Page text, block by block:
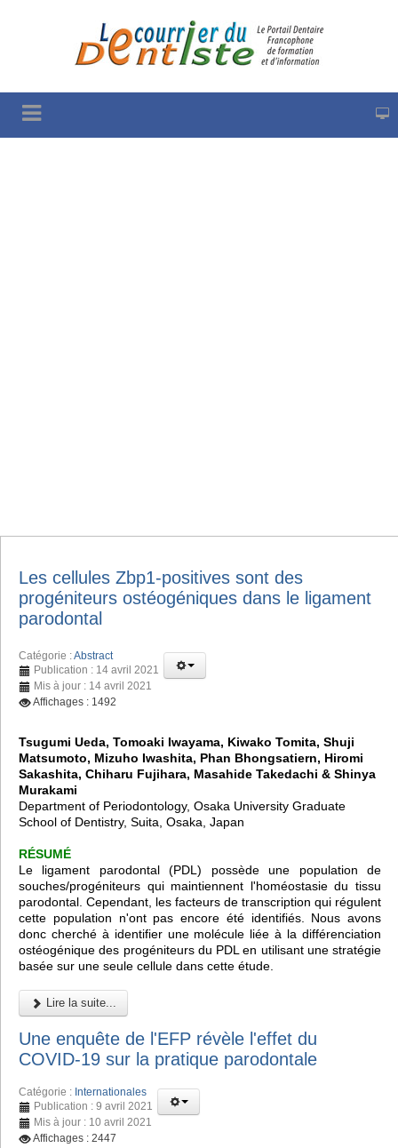
Les cellules Zbp1-positives sont des
progéniteurs ostéogéniques dans le ligament
parodontal
Catégorie :Abstract
Publication : 14 avril 2021
Mis à jour : 14 avril 2021
Affichages : 1492
Tsugumi Ueda, Tomoaki Iwayama, Kiwako Tomita, Shuji
Matsumoto, Mizuho Iwashita, Phan Bhongsatiern, Hiromi
Sakashita, Chiharu Fujihara, Masahide Takedachi & Shinya
Murakami
Department of Periodontology, Osaka University Graduate
School of Dentistry, Suita, Osaka, Japan
RÉSUMÉ
Le ligament parodontal (PDL) possède une population de
souches/progéniteurs qui maintiennent l'homéostasie du tissu
parodontal. Cependant, les facteurs de transcription qui régulent
cette population n'ont pas encore été identifiés. Nous avons
donc cherché à identifier une molécule liée à la différenciation
ostéogénique des progéniteurs du PDL en utilisant une stratégie
basée sur une seule cellule dans cette étude.
Lire la suite...
Une enquête de l'EFP révèle l'effet du
COVID-19 sur la pratique parodontale
Catégorie : Internationales
Publication : 9 avril 2021
Mis à jour : 10 avril 2021
Affichages : 2447